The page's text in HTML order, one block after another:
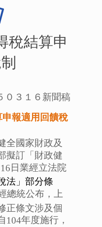
稅結算申
０３１６新聞稿
報適用回饋稅
全國家財政及
擬訂「財政健
16日業經立法院
法」部分條
總統公布，上
正條文涉及個
104年度施行，